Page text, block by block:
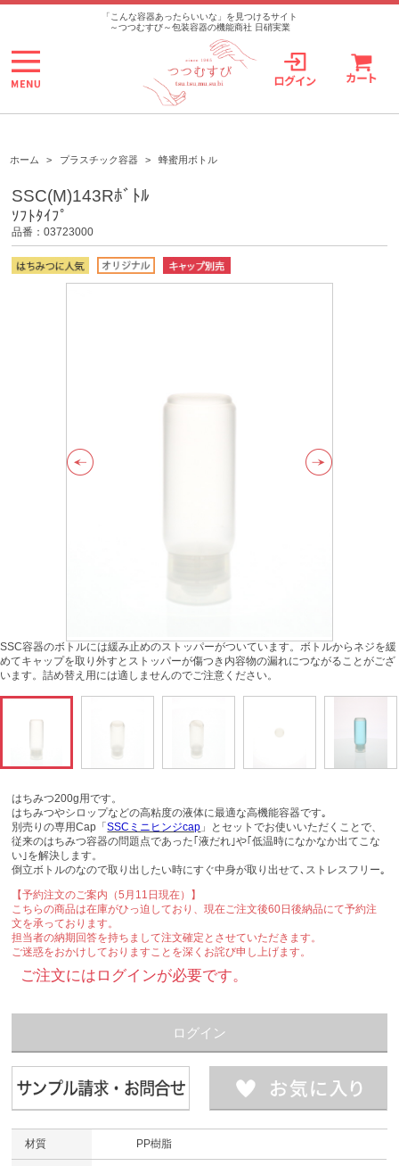
>
「こんな容器あったらいいな」を見つけるサイト
～つつむすび～包装容器の機能商社 日硝実業
ホーム > プラスチック容器 > 蜂蜜用ボトル
SSC(M)143Rﾎﾞﾄﾙ
ｿﾌﾄﾀｲﾌﾟ
品番：03723000
SSC容器のボトルには緩み止めのストッパーがついています。ボトルからネジを緩
めてキャップを取り外すとストッパーが傷つき内容物の漏れにつながることがござ
います。詰め替え用には適しませんのでご注意ください。
はちみつ200g用です。
はちみつやシロップなどの高粘度の液体に最適な高機能容器です｡
別売りの専用Cap「SSCミニヒンジcap 」とセットでお使いいただくことで、
従来のはちみつ容器の問題点であった｢液だれ｣や｢低温時になかなか出てこな
い｣を解決します。
倒立ボトルのなので取り出したい時にすぐ中身が取り出せて､ストレスフリー｡
【予約注文のご案内（5月11日現在）】
こちらの商品は在庫がひっ迫しており、現在ご注文後60日後納品にて予約注
文を承っております。
担当者の納期回答を持ちまして注文確定とさせていただきます。
ご迷惑をおかけしておりますことを深くお詫び申し上げます。
ご注文にはログインが必要です。
ログイン
材質 PP樹脂